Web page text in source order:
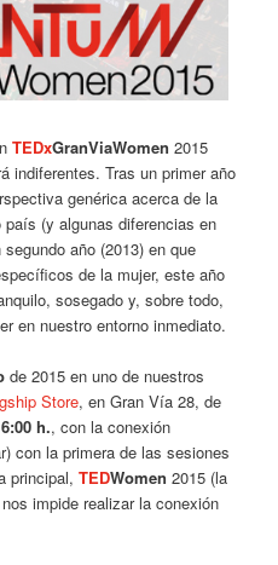
TEDxGranViaWomen 2015
indiferentes. Tras un primer año
genérica acerca de la
(y algunas diferencias en
año (2013) en que
de la mujer, este año
sosegado y, sobre todo,
en nuestro entorno inmediato.
de 2015 en uno de nuestros
Store, en Gran Vía 28, de
h., con la conexión
con la primera de las sesiones
principal,TEDWomen 2015 (la
impide realizar la conexión